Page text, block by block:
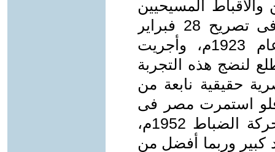
المسيحيين
أن تحصل على نوع من الاستقلال فى تصريح 28 فبراير
1922م ، وتمت صياغة الدستور عام 1923م، وأجريت
لنضج هذه التجربة
حقيقية نابعة من
فلو استمرت مصر فى
طريقها الوطنى دون قيام أو نجاح حركة الضباط 1952م،
كبير وربما أفضل من